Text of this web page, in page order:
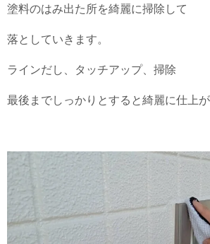
塗料のはみ出た所を綺麗に掃除して
落としていきます。
ラインだし、タッチアップ、掃除
最後までしっかりとすると綺麗に仕上が